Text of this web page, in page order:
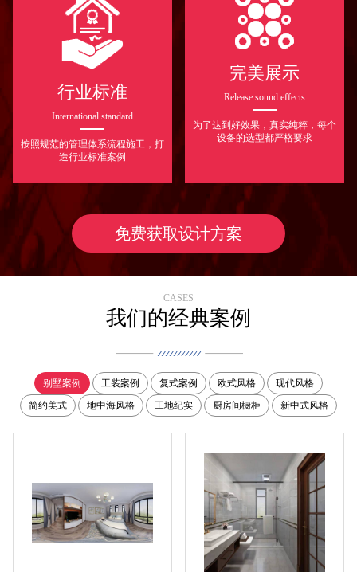
行业标准
International standard
按照规范的管理体系流程施工，打
造行业标准案例
完美展示
Release sound effects
为了达到好效果，真实纯粹，每个
设备的选型都严格要求
免费获取设计方案
CASES
我们的经典案例
别墅案例 工装案例 复式案例 欧式风格
现代风格
简约美式
地中海风格 工地纪实 厨房间橱柜 新中式风格